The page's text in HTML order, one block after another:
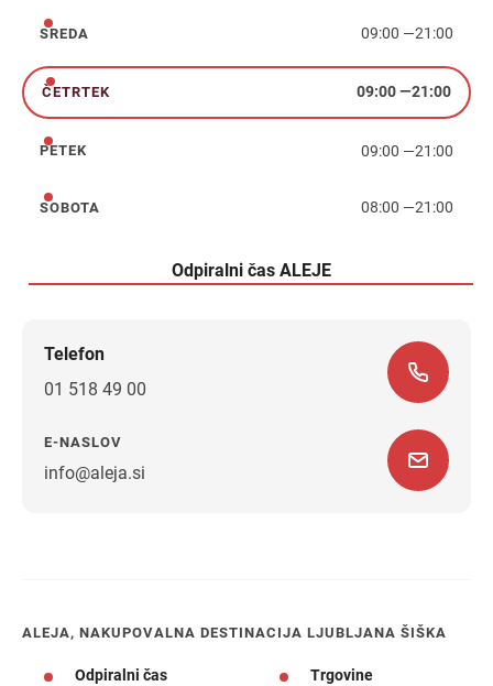
sreda
SREDA 09:00 —21:00
četrtek
ČETRTEK 09:00—21:00
petek
PETEK 09:00 —21:00
sobota
SOBOTA 08:00 —21:00
Odpiralni čas ALEJE
Telefon
01 518 49 00
E-NASLOV
info@aleja.si
ALEJA, NAKUPOVALNA DESTINACIJA LJUBLJANA ŠIŠKA
Odpiralni čas Trgovine